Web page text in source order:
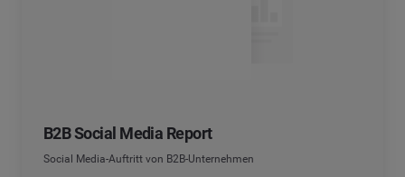
B2B Social Media Report
Social Media-Auftritt von B2B-Unternehmen